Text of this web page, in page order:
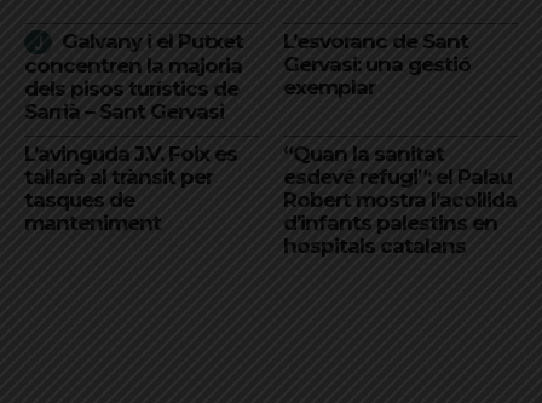
Galvany i el Putxet
concentren la majoria
dels pisos turístics de
Sarrià – Sant Gervasi
L’esvoranc de Sant
Gervasi: una gestió
exemplar
L’avinguda J.V. Foix es
tallarà al trànsit per
tasques de
manteniment
“Quan la sanitat
esdevé refugi”: el Palau
Robert mostra l’acollida
d’infants palestins en
hospitals catalans